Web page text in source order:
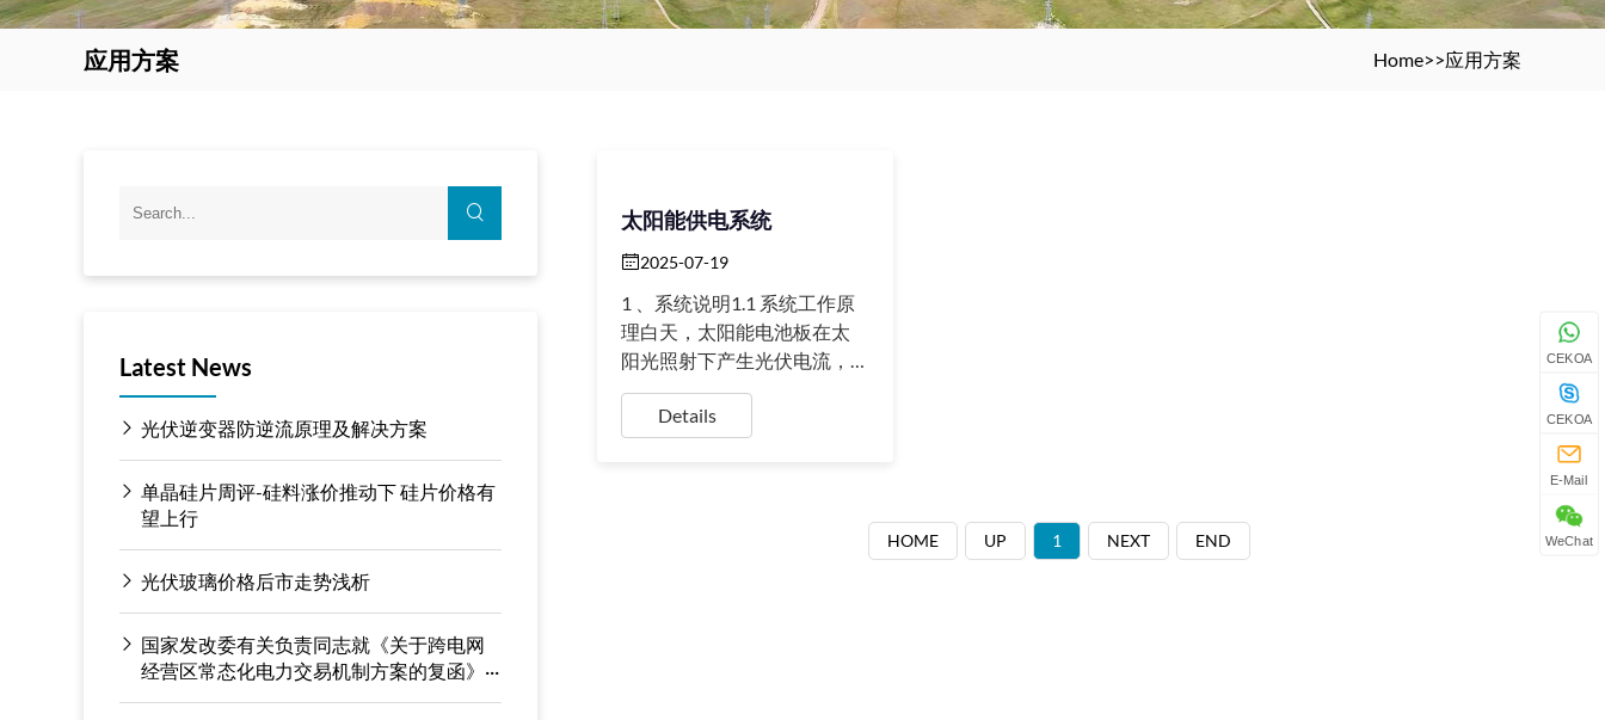
应用方案 Home>>应用方案
Latest News
光伏逆变器防逆流原理及解决方案
单晶硅片周评-硅料涨价推动下 硅片价格有
望上行
光伏玻璃价格后市走势浅析
国家发改委有关负责同志就《关于跨电网
经营区常态化电力交易机制方案的复函》···
太阳能供电系统
2025-07-19
1 、系统说明1.1 系统工作原
理白天，太阳能电池板在太
阳光照射下产生光伏电流，
在控制器的控制下为蓄电池
充电， 同时为用电设备提供
电源。若阳光资源不好，则
Details
HOME UP 1 NEXT END
CEKOA
CEKOA
E-Mail
WeChat